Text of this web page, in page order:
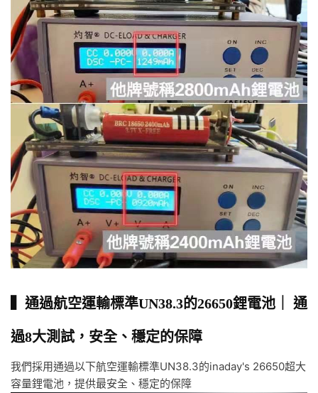
▍通過航空運輸標準UN38.3的26650鋰電池｜ 通
過8大測試，安全、穩定的保障
我們採用通過以下航空運輸標準UN38.3的inaday's 26650超大
容量鋰電池，提供最安全、穩定的保障